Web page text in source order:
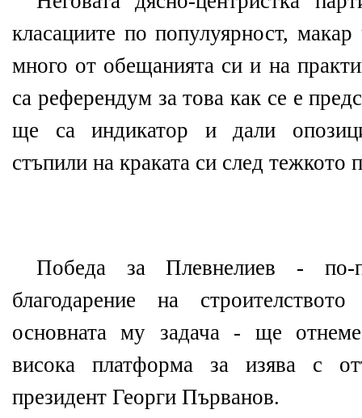
класациите по популуярност,
много от обещанията си и на
са референдум за това как се е
ще са индикатор и дали
стъпили на краката си след тежкото
Победа за Плевнелиев - по-
благодарение на
основната му задача - ще
висока платформа за изява с
президент Георги Първанов.